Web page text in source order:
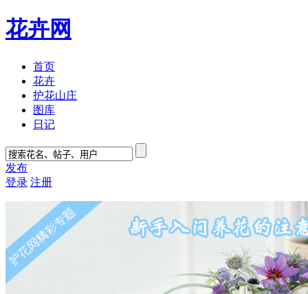
花卉网
首页
花卉
护花山庄
图库
日记
发布
登录 注册